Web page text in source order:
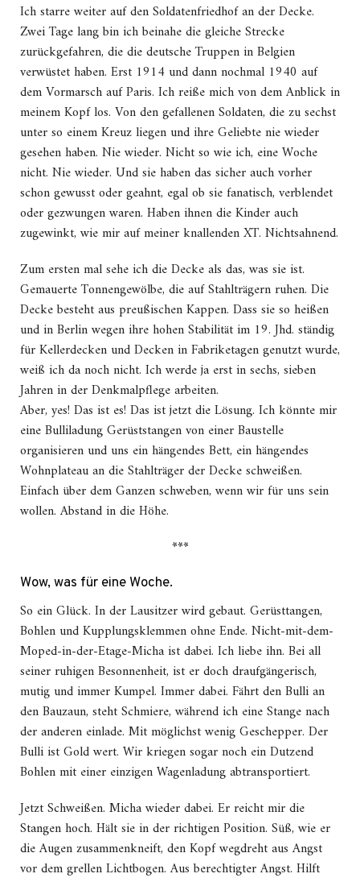
Ich starre weiter auf den Soldatenfriedhof an der Decke.
Zwei Tage lang bin ich beinahe die gleiche Strecke
zurückgefahren, die die deutsche Truppen in Belgien
verwüstet haben. Erst 1914 und dann nochmal 1940 auf
dem Vormarsch auf Paris. Ich reiße mich von dem Anblick in
meinem Kopf los. Von den gefallenen Soldaten, die zu sechst
unter so einem Kreuz liegen und ihre Geliebte nie wieder
gesehen haben. Nie wieder. Nicht so wie ich, eine Woche
nicht. Nie wieder. Und sie haben das sicher auch vorher
schon gewusst oder geahnt, egal ob sie fanatisch, verblendet
oder gezwungen waren. Haben ihnen die Kinder auch
zugewinkt, wie mir auf meiner knallenden XT. Nichtsahnend.
Zum ersten mal sehe ich die Decke als das, was sie ist.
Gemauerte Tonnengewölbe, die auf Stahlträgern ruhen. Die
Decke besteht aus preußischen Kappen. Dass sie so heißen
und in Berlin wegen ihre hohen Stabilität im 19. Jhd. ständig
für Kellerdecken und Decken in Fabriketagen genutzt wurde,
weiß ich da noch nicht. Ich werde ja erst in sechs, sieben
Jahren in der Denkmalpflege arbeiten.
Aber, yes! Das ist es! Das ist jetzt die Lösung. Ich könnte mir
eine Bulliladung Gerüststangen von einer Baustelle
organisieren und uns ein hängendes Bett, ein hängendes
Wohnplateau an die Stahlträger der Decke schweißen.
Einfach über dem Ganzen schweben, wenn wir für uns sein
wollen. Abstand in die Höhe.
***
Wow, was für eine Woche.
So ein Glück. In der Lausitzer wird gebaut. Gerüsttangen,
Bohlen und Kupplungsklemmen ohne Ende. Nicht-mit-dem-
Moped-in-der-Etage-Micha ist dabei. Ich liebe ihn. Bei all
seiner ruhigen Besonnenheit, ist er doch draufgängerisch,
mutig und immer Kumpel. Immer dabei. Fährt den Bulli an
den Bauzaun, steht Schmiere, während ich eine Stange nach
der anderen einlade. Mit möglichst wenig Geschepper. Der
Bulli ist Gold wert. Wir kriegen sogar noch ein Dutzend
Bohlen mit einer einzigen Wagenladung abtransportiert.
Jetzt Schweißen. Micha wieder dabei. Er reicht mir die
Stangen hoch. Hält sie in der richtigen Position. Süß, wie er
die Augen zusammenkneift, den Kopf wegdreht aus Angst
vor dem grellen Lichtbogen. Aus berechtigter Angst. Hilft